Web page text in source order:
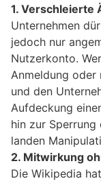
1. Verschleierte
Unternehmen
jedoch nur
Nutzerkonto.
Anmeldung
und den
Aufdeckung
hin zur
landen
2. Mitwirkung
Die Wikipedia